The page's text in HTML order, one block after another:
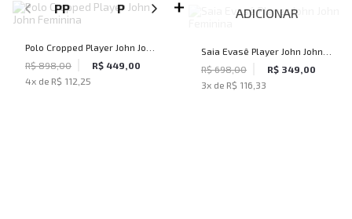
PP P M G
Polo Cropped Player John John
Feminina
R$ 898,00
R$ 449,00
4x de R$ 112,25
ADICIONAR
Saia Evasê Player John John
Feminina
R$ 698,00
R$ 349,00
3x de R$ 116,33